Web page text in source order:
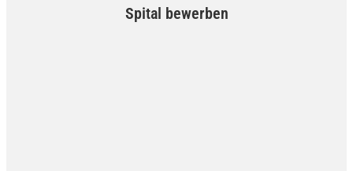
Spital bewerben